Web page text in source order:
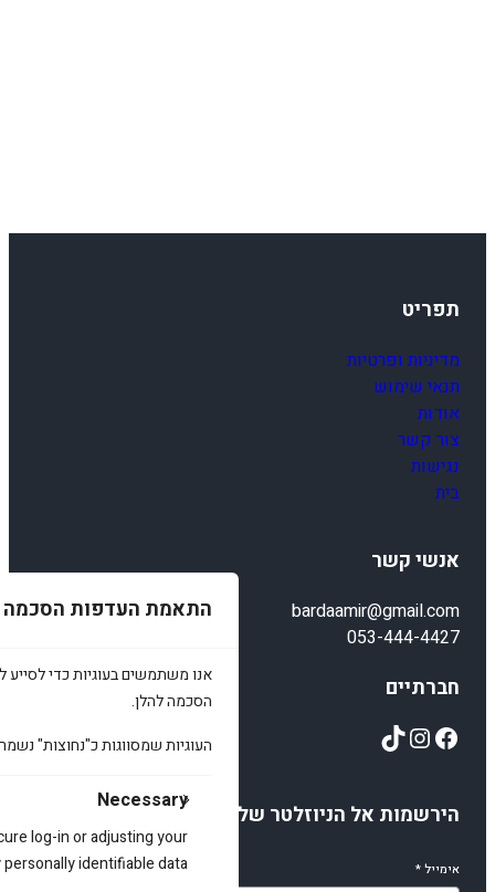
התאמת העדפות הסכמה
אנו משתמשים בעוגיות כדי לסייע
הסכמה להלן.
העוגיות שמסווגות כ"נחוצות"
Necessary
log-in or adjusting your
identifiable data.
תפריט
מדיניות ופרטיות
תנאי שימוש
אודות
צור קשר
נגישות
בית
אנשי קשר
bardaamir@gmail.com
053-444-4427
חברתיים
Facebook
Instagram
TikTok
הירשמות אל הניוזלטר שלנו
אימייל*